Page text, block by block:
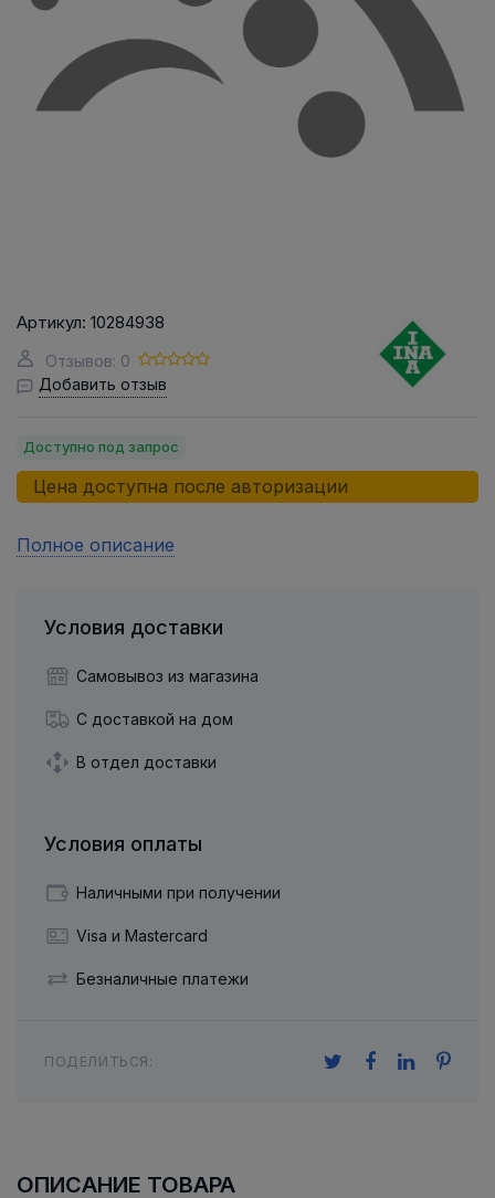
Артикул: 10284938
Отзывов: 0
Добавить отзыв
Доступно под запрос
Цена доступна после авторизации
Полное описание
Условия доставки
Самовывоз из магазина
С доставкой на дом
В отдел доставки
Условия оплаты
Наличными при получении
Visa и Mastercard
Безналичные платежи
ПОДЕЛИТЬСЯ:
ОПИСАНИЕ ТОВАРА